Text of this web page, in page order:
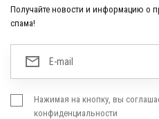
Получайте новости и информацию о
спама!
Нажимая на кнопку, вы
конфиденциальности